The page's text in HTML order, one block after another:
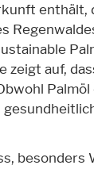
enthält,
zeigt auf,